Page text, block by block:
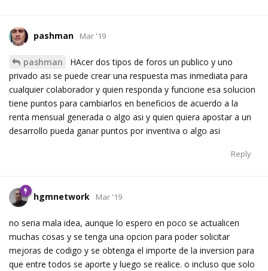
pashman Mar '19
pashman
HAcer dos tipos de foros un publico y uno
privado asi se puede crear una respuesta mas inmediata para
cualquier colaborador y quien responda y funcione esa solucion
tiene puntos para cambiarlos en beneficios de acuerdo a la
renta mensual generada o algo asi y quien quiera apostar a un
desarrollo pueda ganar puntos por inventiva o algo asi
Reply
hgmnetwork Mar '19
no seria mala idea, aunque lo espero en poco se actualicen
muchas cosas y se tenga una opcion para poder solicitar
mejoras de codigo y se obtenga el importe de la inversion para
que entre todos se aporte y luego se realice. o incluso que solo